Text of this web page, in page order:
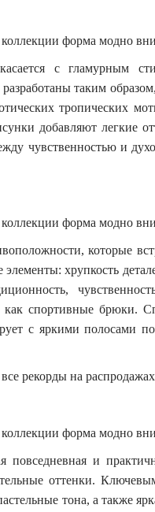
с гламурным
таким
тропических
добавляют легкие
чувственностью и
которые
хрупкость
как спортивные
с яркими полосами
рекорды на распродажах
повседневная и
оттенки.
тона, а также